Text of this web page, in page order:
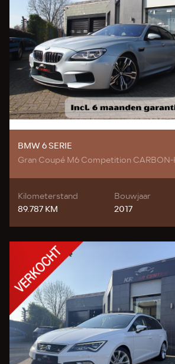
BMW 6 SERIE
Gran Coupé M6 Competition
Kilometerstand
89.787 KM
Bouwjaar
2017